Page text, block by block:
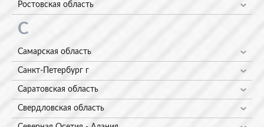
Ростовская область
С
Самарская область
Санкт-Петербург г
Саратовская область
Свердловская область